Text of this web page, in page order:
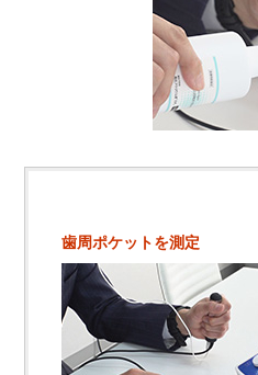
歯周ポケットを測定